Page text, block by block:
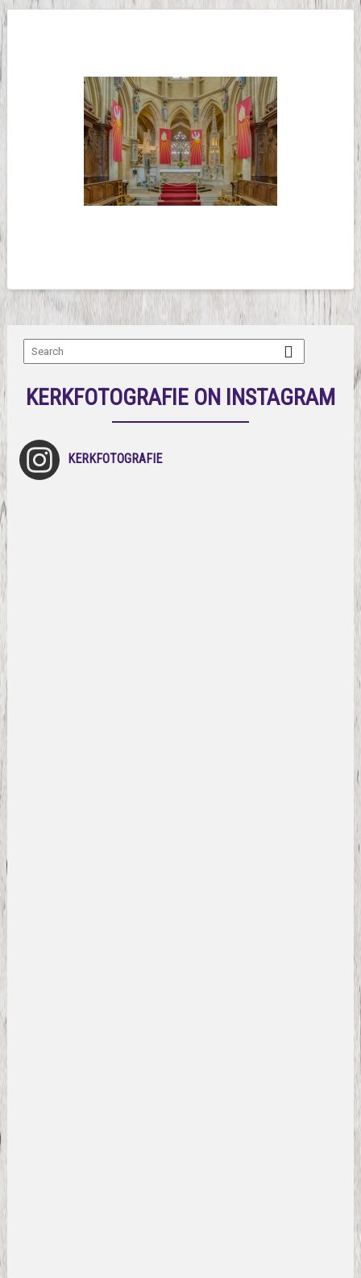
KERKFOTOGRAFIE ON INSTAGRAM
KERKFOTOGRAFIE